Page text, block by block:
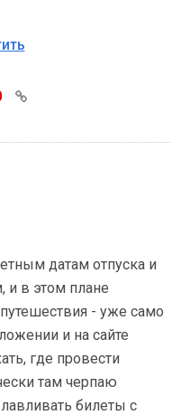
датам отпуска и
и в этом плане
- уже само
и на сайте
где провести
там черпаю
билеты с